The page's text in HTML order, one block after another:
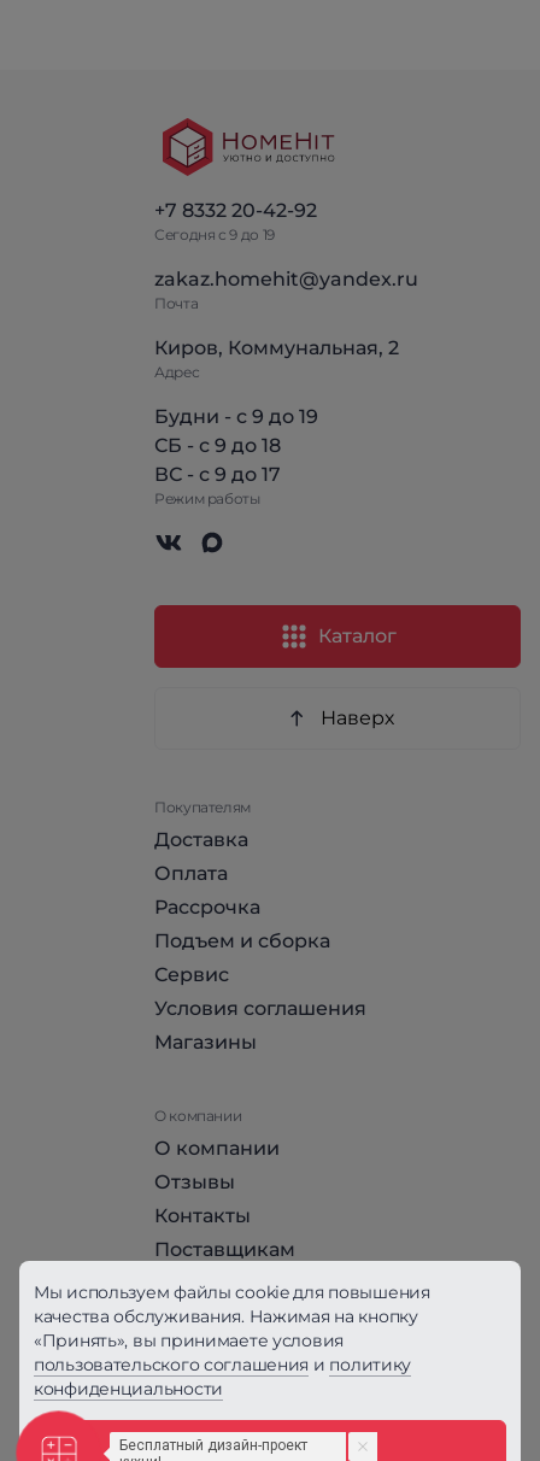
+7 8332 20-42-92
Сегодня с 9 до 19
zakaz.homehit@yandex.ru
Почта
Киров, Коммунальная, 2
Адрес
Будни - с 9 до 19
СБ - с 9 до 18
ВС - с 9 до 17
Режим работы
Каталог
Наверх
Покупателям
Доставка
Оплата
Рассрочка
Подъем и сборка
Сервис
Условия соглашения
Магазины
О компании
О компании
Отзывы
Контакты
Поставщикам
Стать партнером HomeHit
Политика конфиденциальности
Вся информация на сайте, за исключением
офертой, определяемой положениями ст. 437
ГК РФ
Мы используем файлы cookie для повышения
качества обслуживания. Нажимая на кнопку
«Принять», вы принимаете условия
пользовательского соглашения и политику
конфиденциальности
Принять